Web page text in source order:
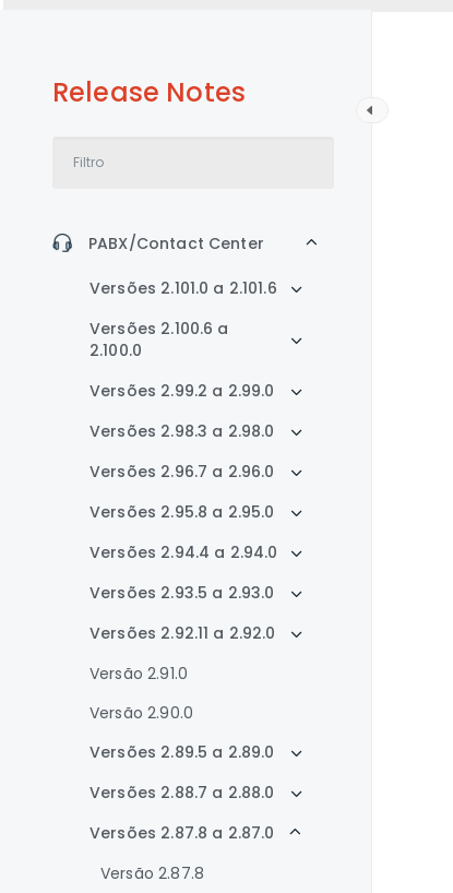
Release Notes
PABX/Contact Center
Versões 2.101.0 a 2.101.6
Versões 2.100.6 a
2.100.0
Versões 2.99.2 a 2.99.0
Versões 2.98.3 a 2.98.0
Versões 2.96.7 a 2.96.0
Versões 2.95.8 a 2.95.0
Versões 2.94.4 a 2.94.0
Versões 2.93.5 a 2.93.0
Versões 2.92.11 a 2.92.0
Versão 2.91.0
Versão 2.90.0
Versões 2.89.5 a 2.89.0
Versões 2.88.7 a 2.88.0
Versões 2.87.8 a 2.87.0
Versão 2.87.8